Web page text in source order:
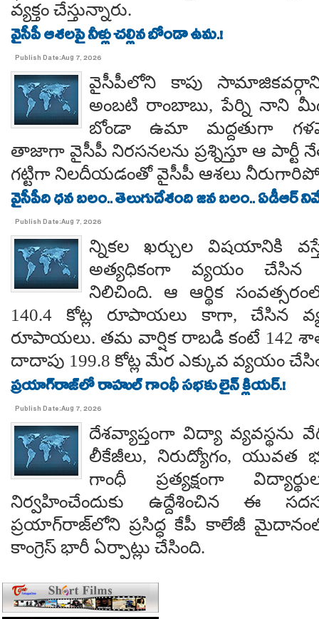
వ్యక్తం చేస్తున్నారు.
వైసీపీ ఆశలపై నీళ్లు చల్లిన బోండా ఉమ.!
Publish Date:Aug 7, 2026
వైసీపీలోని కాపు
అంబటి రాంబాబు, పేర్ని నాని
బోండా ఉమా మద్దతుగా
తాజాగా వైసీపీ నిరసనలను ప్రశ్నిస్తూ ఆ
గట్టిగా నిలదీయడంతో వైసీపీ ఆశలు
వైసీపీది ధన బలం.. తెలుగుదేశంది జన బలం.. ఏడీఆర్
Publish Date:Aug 7, 2026
న్నికల ఖర్చుల విషయానికి
అత్యధికంగా వ్యయం చేసిన
నిలిచింది. ఆ ఆర్థిక
140.4 కోట్ల రూపాయలు కాగా, చేసిన
రూపాయలు. తమ వార్షిక రాబడి కంటే 142
దాదాపు 199.8 కోట్ల మేర ఎక్కువ వ్యయం
ప్రయాగ్‌రాజ్‌లో రాహుల్ గాంధీ సభకు లైన్ క్లియర్.!
Publish Date:Aug 7, 2026
దేశవ్యాప్తంగా విద్యా వ్యవస్థను
లీకేజీలు, నిరుద్యోగం, యువత
గాంధీ ప్రత్యక్షంగా
నిర్వహించేందుకు ఉద్దేశించిన ఈ
ప్రయాగ్‌రాజ్‌లోని ప్రసిద్ధ కేపీ కాలేజీ మైదానంలో
కాంగ్రెస్ భారీ ఏర్పాట్లు చేసింది.